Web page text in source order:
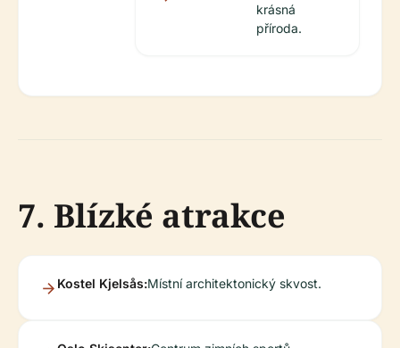
krásná
příroda.
7. Blízké atrakce
Kostel Kjelsås:Místní architektonický skvost.